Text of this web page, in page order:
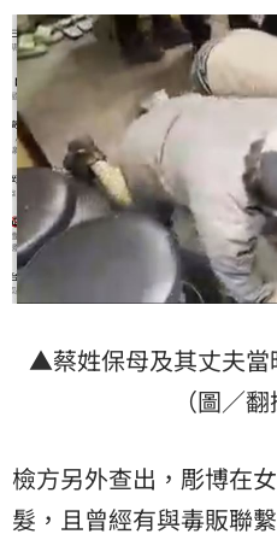
▲蔡姓保母及其丈夫當
（圖／
檢方另外查出，彫博在
髮，且曾經有與毒販聯